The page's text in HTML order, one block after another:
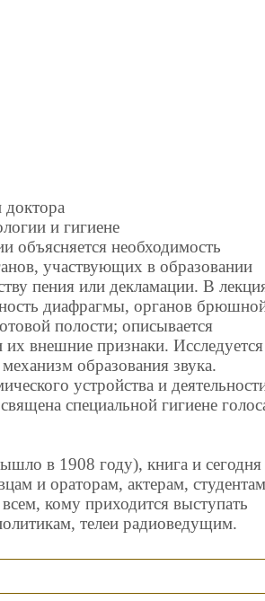
доктора
и гигиене
объясняется необходимость
участвующих в образовании
пения или декламации. В
диафрагмы, органов
полости; описывается
внешние признаки. Исследуется
образования звука.
устройства и
специальной гигиене
в 1908 году), книга и сегодня
и ораторам, актерам, студентам
кому приходится выступать
телеи радиоведущим.